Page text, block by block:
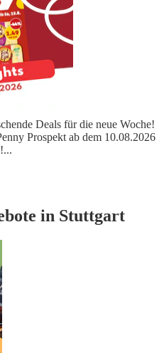
Deals für die neue Woche!
Prospekt ab dem 10.08.2026
...
in Stuttgart